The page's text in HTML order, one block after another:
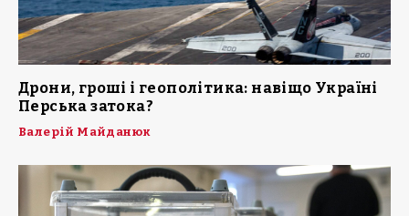
Дрони, гроші і геополітика: навіщо Україні
Перська затока?
Валерій Майданюк